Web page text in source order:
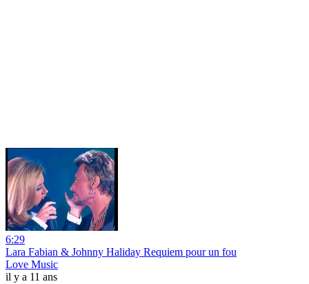
6:29
Lara Fabian & Johnny Haliday Requiem pour un fou
Love Music
il y a 11 ans